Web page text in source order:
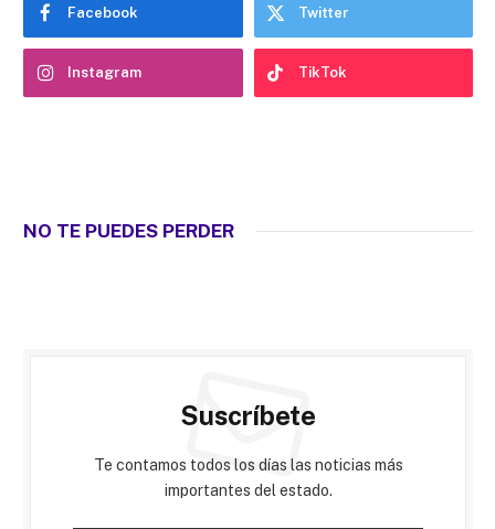
Facebook Twitter
Instagram TikTok
NO TE PUEDES PERDER
Suscríbete
Te contamos todos los días las noticias más
importantes del estado.